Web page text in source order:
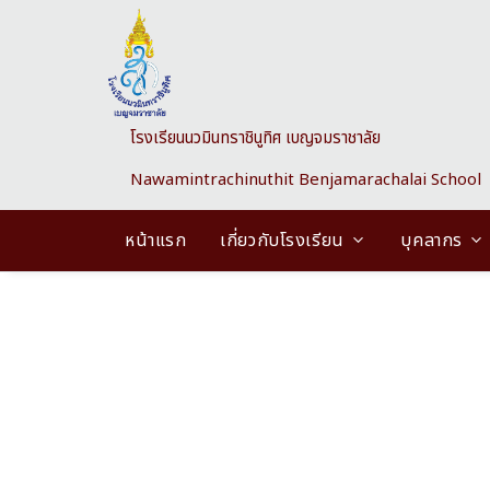
Skip to main content
โรงเรียนนวมินทราชินูทิศ เบญจมราชาลัย
Nawamintrachinuthit Benjamarachalai School
หน้าแรก เกี่ยวกับโรงเรียน บุคลากร